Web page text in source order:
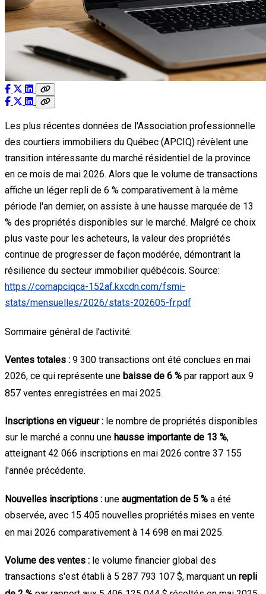
Les plus récentes données de l'Association professionnelle
des courtiers immobiliers du Québec (APCIQ) révèlent une
transition intéressante du marché résidentiel de la province
en ce mois de mai 2026. Alors que le volume de transactions
affiche un léger repli de 6 % comparativement à la même
période l'an dernier, on assiste à une hausse marquée de 13
% des propriétés disponibles sur le marché. Malgré ce choix
plus vaste pour les acheteurs, la valeur des propriétés
continue de progresser de façon modérée, démontrant la
résilience du secteur immobilier québécois. Source:
https://comapciqca-152af.kxcdn.com/fsmi-
stats/mensuelles/2026/stats-202605-fr.pdf
Sommaire général de l'activité:
Ventes totales : 9 300 transactions ont été conclues en mai
2026, ce qui représente une baisse de 6 % par rapport aux 9
857 ventes enregistrées en mai 2025.
Inscriptions en vigueur : le nombre de propriétés disponibles
sur le marché a connu une hausse importante de 13 %,
atteignant 42 066 inscriptions en mai 2026 contre 37 155
l'année précédente.
Nouvelles inscriptions : une augmentation de 5 % a été
observée, avec 15 405 nouvelles propriétés mises en vente
en mai 2026 comparativement à 14 698 en mai 2025.
Volume des ventes : le volume financier global des
transactions s'est établi à 5 287 793 107 $, marquant un repli